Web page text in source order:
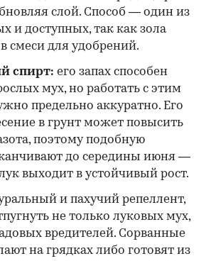
слой. Способ — один из
и доступных, так как зола
смеси для удобрений.
спирт: его запах способен
мух, но работать с этим
предельно аккуратно. Его
в грунт может повысить
поэтому подобную
до середины июня —
выходит в устойчивый рост.
и пахучий репеллент,
не только луковых мух,
вредителей. Сорванные
на грядках либо готовят из